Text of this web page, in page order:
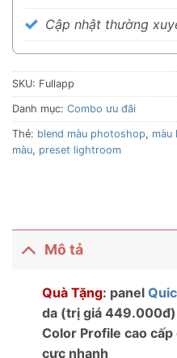
Cập nhật thường
SKU: Fullapp
Danh mục: Combo ưu đãi
Thẻ: blend màu photoshop, màu
màu, preset lightroom
Mô tả
Quà Tặng: panel
da (trị giá 449.000đ)
Color Profile cao
cực nhanh